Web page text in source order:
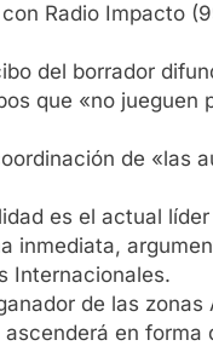
Radio Impacto
del borrador
que «no
de «las
es el actual
inmediata,
Internacionales.
de las
en forma